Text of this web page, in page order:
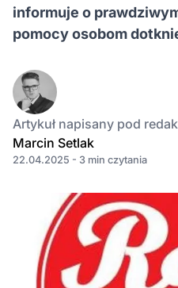
informuje o
pomocy osobom
Artykuł napisany pod
Marcin Setlak
22.04.2025 - 3 min czytania